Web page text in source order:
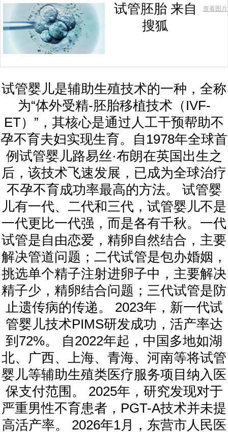
试管胚胎 来自
搜狐
查看图片
试管婴儿是辅助生殖技术的一种，全称
为“体外受精-胚胎移植技术（IVF-
ET）”，其核心是通过人工干预帮助不
孕不育夫妇实现生育。自1978年全球首
例试管婴儿路易丝·布朗在英国出生之
后，该技术飞速发展，已成为全球治疗
不孕不育成功率最高的方法。 试管婴
儿有一代、二代和三代，试管婴儿不是
一代更比一代强，而是各有千秋。一代
试管是自由恋爱，精卵自然结合，主要
解决管道问题；二代试管是包办婚姻，
挑选单个精子注射进卵子中，主要解决
精子少，精卵结合问题；三代试管是防
止遗传病的传递。 2023年，新一代试
管婴儿技术PIMS研发成功，活产率达
到72%。 自2022年起，中国多地如湖
北、广西、上海、青海、河南等将试管
婴儿等辅助生殖类医疗服务项目纳入医
保支付范围。 2025年，研究发现对于
严重男性不育患者，PGT-A技术并未提
高活产率。 2026年1月，东营市人民医